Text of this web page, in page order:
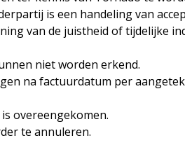
is een handeling van
van de juistheid of tijdelijke
niet worden erkend.
na factuurdatum per
overeengekomen.
te annuleren.